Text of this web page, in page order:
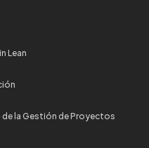
Lean
de la Gestión de Proyectos